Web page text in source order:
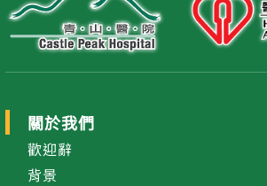
關於我們
歡迎辭
背景